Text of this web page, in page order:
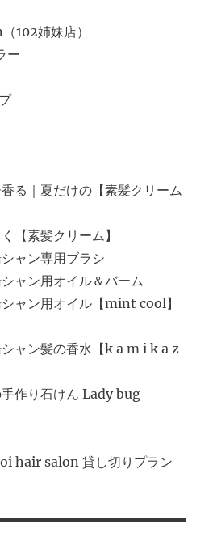
102姉妹店）
ー
る｜夏だけの【素髪クリーム
【素髪クリーム】
ャン専用ブラシ
ャン用オイル＆バーム
ャン用オイル【mint cool】
ャン髪の香水【k a m i k a z
作り石けん Lady bug
hair salon 貸し切りプラン